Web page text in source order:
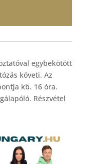
egybekötött
követi. Az
kb. 16 óra.
Részvétel